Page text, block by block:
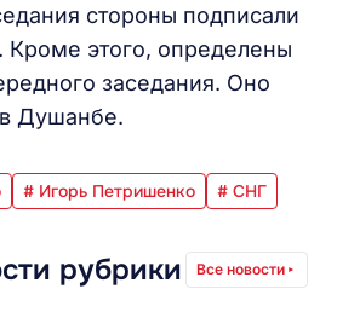
стороны подписали
Кроме этого, определены
заседания. Оно
Душанбе.
# Игорь Петришенко # СНГ
рубрики Все новости